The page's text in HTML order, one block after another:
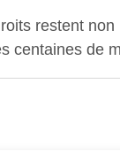
restent non
centaines de